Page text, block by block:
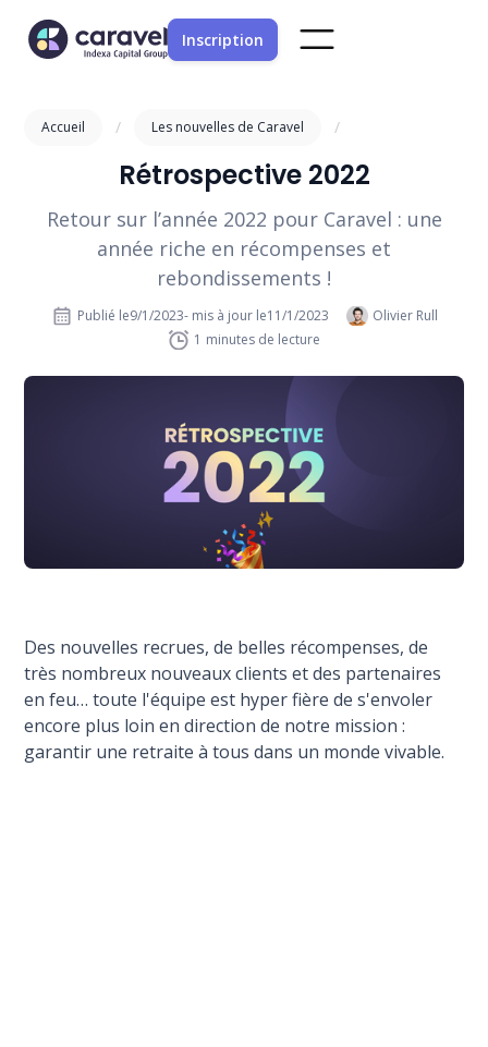
Inscription
Accueil / Les nouvelles de Caravel /
Rétrospective 2022
Retour sur l’année 2022 pour Caravel : une
année riche en récompenses et
rebondissements !
Publié le9/1/2023- mis à jour le11/1/2023
Olivier Rull
1 minutes de lecture
Des nouvelles recrues, de belles récompenses, de
très nombreux nouveaux clients et des partenaires
en feu… toute l'équipe est hyper fière de s'envoler
encore plus loin en direction de notre mission :
garantir une retraite à tous dans un monde vivable.